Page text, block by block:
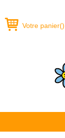
Votre panier()